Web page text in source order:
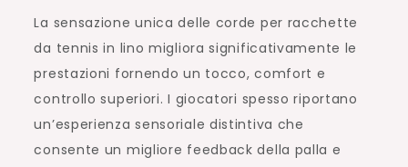
La sensazione unica delle corde per racchette
da tennis in lino migliora significativamente le
prestazioni fornendo un tocco, comfort e
controllo superiori. I giocatori spesso riportano
un’esperienza sensoriale distintiva che
consente un migliore feedback della palla e